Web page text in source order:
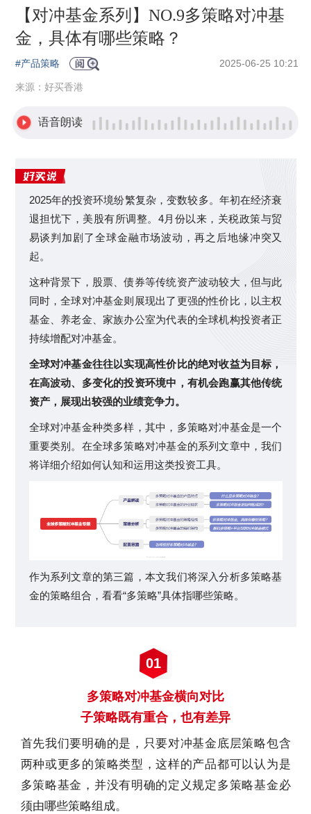
【对冲基金系列】NO.9多策略对冲基
金，具体有哪些策略？
#产品策略 2025-06-25 10:21
来源：好买香港
语音朗读
2025年的投资环境纷繁复杂，变数较多。年初在经济衰
退担忧下，美股有所调整。4月份以来，关税政策与贸
易谈判加剧了全球金融市场波动，再之后地缘冲突又
起。
这种背景下，股票、债券等传统资产波动较大，但与此
同时，全球对冲基金则展现出了更强的性价比，以主权
基金、养老金、家族办公室为代表的全球机构投资者正
持续增配对冲基金。
全球对冲基金往往以实现高性价比的绝对收益为目标，
在高波动、多变化的投资环境中，有机会跑赢其他传统
资产，展现出较强的业绩竞争力。
全球对冲基金种类多样，其中，多策略对冲基金是一个
重要类别。在全球多策略对冲基金的系列文章中，我们
将详细介绍如何认知和运用这类投资工具。
作为系列文章的第三篇，本文我们将深入分析多策略基
金的策略组合，看看“多策略”具体指哪些策略。
01
多策略对冲基金横向对比
子策略既有重合，也有差异
首先我们要明确的是，只要对冲基金底层策略包含
两种或更多的策略类型，这样的产品都可以认为是
多策略基金，并没有明确的定义规定多策略基金必
须由哪些策略组成。